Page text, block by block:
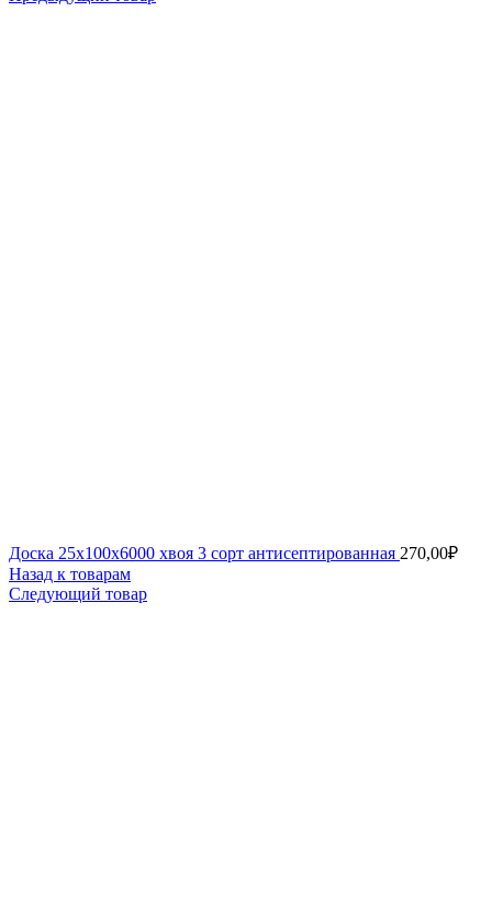
Доска 25х100х6000 хвоя 3 сорт антисептированная 270,00₽
Назад к товарам
Следующий товар